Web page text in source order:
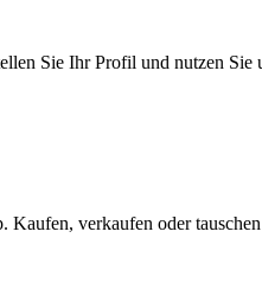
Sie Ihr Profil und nutzen Sie
Kaufen, verkaufen oder